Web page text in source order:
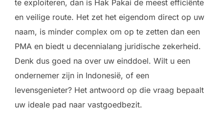
te exploiteren, dan is Hak Pakai de meest efficiënte
en veilige route. Het zet het eigendom direct op uw
naam, is minder complex om op te zetten dan een
PMA en biedt u decennialang juridische zekerheid.
Denk dus goed na over uw einddoel. Wilt u een
ondernemer zijn in Indonesië, of een
levensgenieter? Het antwoord op die vraag bepaalt
uw ideale pad naar vastgoedbezit.